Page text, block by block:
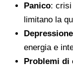
Panico:
limitano la
Depressione
energia e
Problemi di